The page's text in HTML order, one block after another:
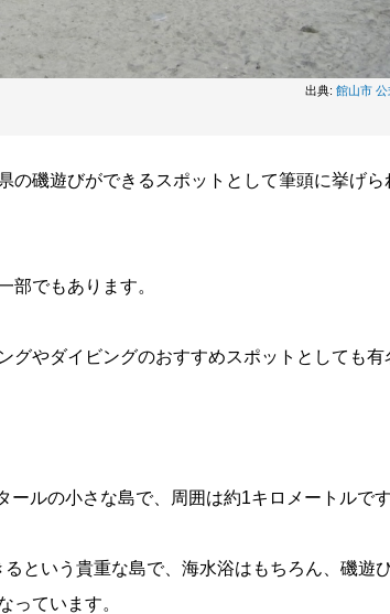
出典:館山市 公
の磯遊びができるスポットとして筆頭に挙げら
部でもあります。
グやダイビングのおすすめスポットとしても有
ルの小さな島で、周囲は約1キロメートルです
という貴重な島で、海水浴はもちろん、磯遊
っています。